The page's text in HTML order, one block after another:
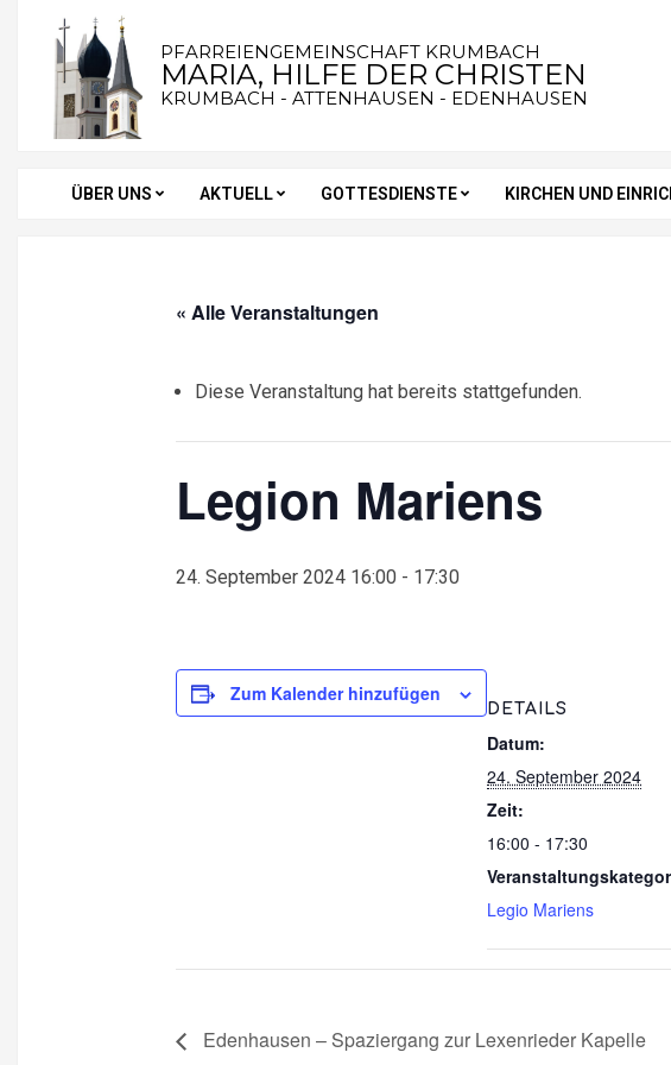
content
PFARREIENGEMEINSCHAFT KRUMBACH
MARIA, HILFE DER CHRISTEN
KRUMBACH - ATTENHAUSEN - EDENHAUSEN
Secondary
ÜBER UNS AKTUELL GOTTESDIENSTE KIRCHEN UND
« Alle Veranstaltungen
Diese Veranstaltung hat bereits stattgefunden.
Legion Mariens
24. September 2024 16:00 - 17:30
Zum Kalender hinzufügen
DETAILS
Datum:
24. September 2024
Zeit:
16:00 - 17:30
Legio Mariens
Edenhausen – Spaziergang zur Lexenrieder Kapelle